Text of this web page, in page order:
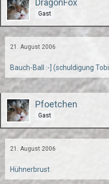
DragonFox
Gast
21. August 2006
Bauch-Ball :-] (schuldigung
Pfoetchen
Gast
21. August 2006
Hühnerbrust